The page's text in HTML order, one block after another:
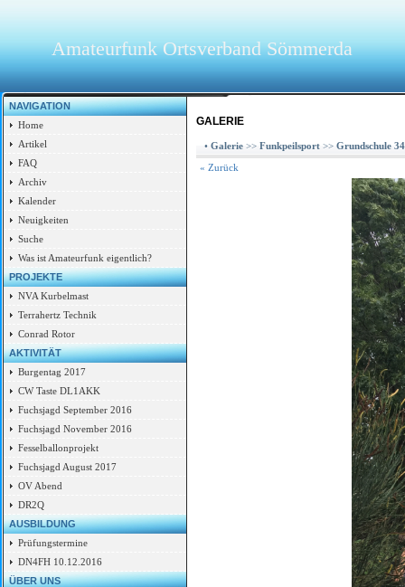
Amateurfunk Ortsverband Sömmerda
NAVIGATION
Home
Artikel
FAQ
Archiv
Kalender
Neuigkeiten
Suche
Was ist Amateurfunk eigentlich?
PROJEKTE
NVA Kurbelmast
Terrahertz Technik
Conrad Rotor
AKTIVITÄT
Burgentag 2017
CW Taste DL1AKK
Fuchsjagd September 2016
Fuchsjagd November 2016
Fesselballonprojekt
Fuchsjagd August 2017
OV Abend
DR2Q
AUSBILDUNG
Prüfungstermine
DN4FH 10.12.2016
ÜBER UNS
GALERIE
• Galerie >> Funkpeilsport >> Grundschule
« Zurück